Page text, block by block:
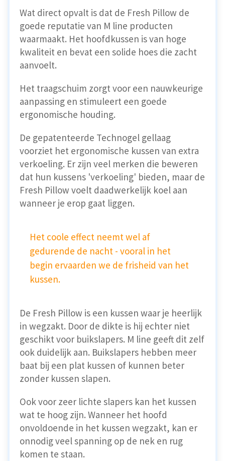
Wat direct opvalt is dat de Fresh Pillow de
goede reputatie van M line producten
waarmaakt. Het hoofdkussen is van hoge
kwaliteit en bevat een solide hoes die zacht
aanvoelt.
Het traagschuim zorgt voor een nauwkeurige
aanpassing en stimuleert een goede
ergonomische houding.
De gepatenteerde Technogel gellaag
voorziet het ergonomische kussen van extra
verkoeling. Er zijn veel merken die beweren
dat hun kussens 'verkoeling' bieden, maar de
Fresh Pillow voelt daadwerkelijk koel aan
wanneer je erop gaat liggen.
Het coole effect neemt wel af
gedurende de nacht - vooral in het
begin ervaarden we de frisheid van het
kussen.
De Fresh Pillow is een kussen waar je heerlijk
in wegzakt. Door de dikte is hij echter niet
geschikt voor buikslapers. M line geeft dit zelf
ook duidelijk aan. Buikslapers hebben meer
baat bij een plat kussen of kunnen beter
zonder kussen slapen.
Ook voor zeer lichte slapers kan het kussen
wat te hoog zijn. Wanneer het hoofd
onvoldoende in het kussen wegzakt, kan er
onnodig veel spanning op de nek en rug
komen te staan.